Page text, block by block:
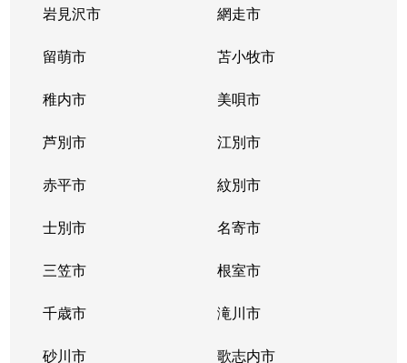
豊平４条
豊平公園
豊平４条
豊平公園
豊平４条
豊平公園
豊平６条
学園前(札幌)
豊平８条
学園前(札幌)
豊平８条
豊平公園
豊平９条
豊平公園
中の島１条
中の島
岩見沢市 網走市
留萌市 苫小牧市
稚内市 美唄市
芦別市 江別市
赤平市 紋別市
士別市 名寄市
三笠市 根室市
千歳市 滝川市
砂川市 歌志内市